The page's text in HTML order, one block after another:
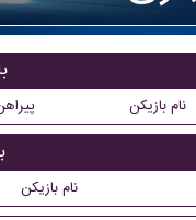
نام بازیکن
نام بازیکن